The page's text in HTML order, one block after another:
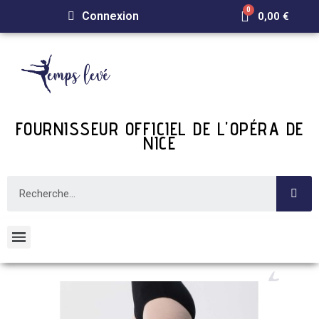
Connexion 0,00 €
FOURNISSEUR OFFICIEL DE L'OPÉRA DE
NICE